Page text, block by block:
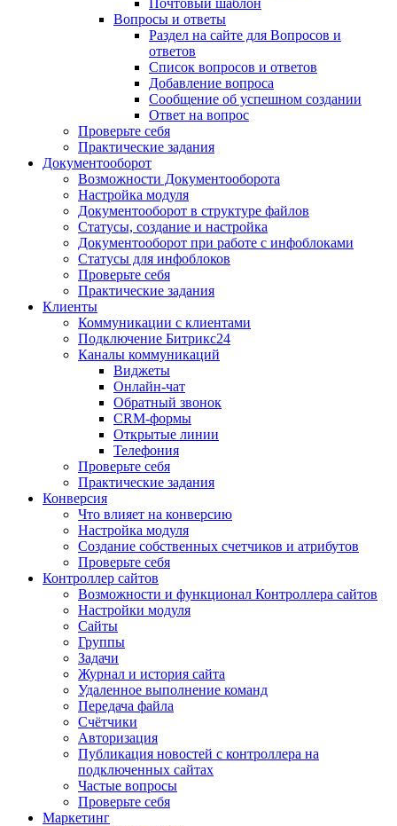
Почтовый шаблон
Вопросы и ответы
Раздел на сайте для Вопросов и
ответов
Список вопросов и ответов
Добавление вопроса
Сообщение об успешном создании
Ответ на вопрос
Проверьте себя
Практические задания
Документооборот
Возможности Документооборота
Настройка модуля
Документооборот в структуре файлов
Статусы, создание и настройка
Документооборот при работе с инфоблоками
Статусы для инфоблоков
Проверьте себя
Практические задания
Клиенты
Коммуникации с клиентами
Подключение Битрикс24
Каналы коммуникаций
Виджеты
Онлайн-чат
Обратный звонок
CRM-формы
Открытые линии
Телефония
Проверьте себя
Практические задания
Конверсия
Что влияет на конверсию
Настройка модуля
Создание собственных счетчиков и атрибутов
Проверьте себя
Контроллер сайтов
Возможности и функционал Контроллера сайтов
Настройки модуля
Сайты
Группы
Задачи
Журнал и история сайта
Удаленное выполнение команд
Передача файла
Счётчики
Авторизация
Публикация новостей с контроллера на
подключенных сайтах
Частые вопросы
Проверьте себя
Маркетинг